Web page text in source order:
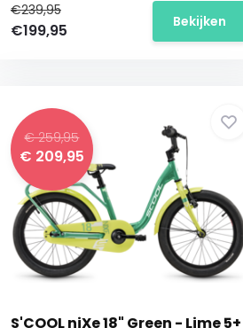
€239,95
€199,95 Bekijken
€ 259,95
€ 209,95
S'COOL niXe 18" Green - Lime 5+